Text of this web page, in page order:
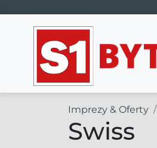
Main Navigation
Imprezy & Oferty
Swiss